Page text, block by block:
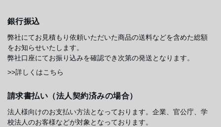
銀行振込
弊社にてお見積もり依頼いただいた商品の送料などを含めた総額
をお知らせいたします。
弊社口座にてお振り込みを確認でき次第の発送となります。
>>詳しくはこちら
請求書払い（法人契約済みの場合）
法人様向けのお支払い方法となっております。企業、官公庁、学
校法人のお客様などが対象となっております。